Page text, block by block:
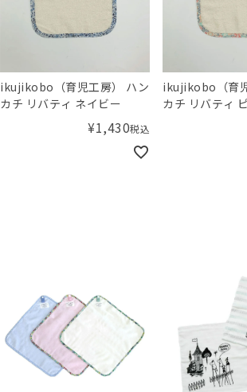
ikujikobo（育児工房） ハン
カチ リバティ ネイビー
¥1,430税込
ikujikobo（育
カチ リバティ